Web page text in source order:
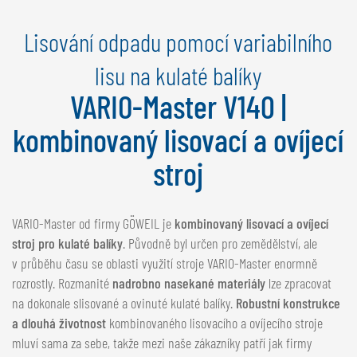
FRANÇAIS
ŠVÝCARSKO
GÖWEIL Schweiz
Lisování odpadu pomocí variabilního
lisu na kulaté balíky
VARIO-Master V140 |
kombinovaný lisovací a ovíjecí
stroj
VARIO-Master od firmy GÖWEIL je kombinovaný lisovací a ovíjecí
stroj pro kulaté balíky. Původně byl určen pro zemědělství, ale
v průběhu času se oblasti využití stroje VARIO-Master enormně
rozrostly. Rozmanité nadrobno nasekané materiály lze zpracovat
na dokonale slisované a ovinuté kulaté balíky. Robustní konstrukce
a dlouhá životnost kombinovaného lisovacího a ovíjecího stroje
mluví sama za sebe, takže mezi naše zákazníky patří jak firmy